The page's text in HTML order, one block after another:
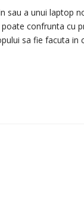
sau a unui laptop
confrunta cu
sa fie facuta